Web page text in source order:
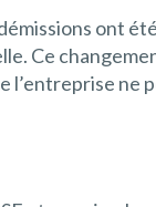
ont
Ce
ne